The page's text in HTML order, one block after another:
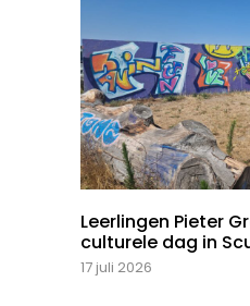
Leerlingen Pieter
culturele dag in
17 juli 2026